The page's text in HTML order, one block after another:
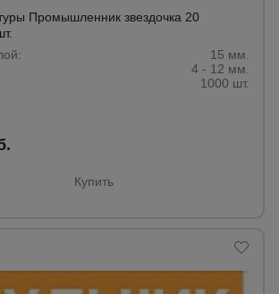
Промышленник звездочка 20
15 мм.
4 - 12 мм.
1000 шт.
Купить